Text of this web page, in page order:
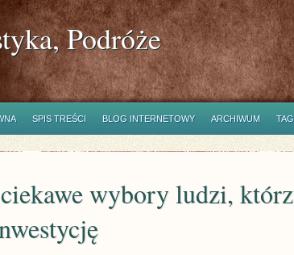
Podróże
SPIS TREŚCI BLOG INTERNETOWY ARCHIWUM
wybory ludzi,